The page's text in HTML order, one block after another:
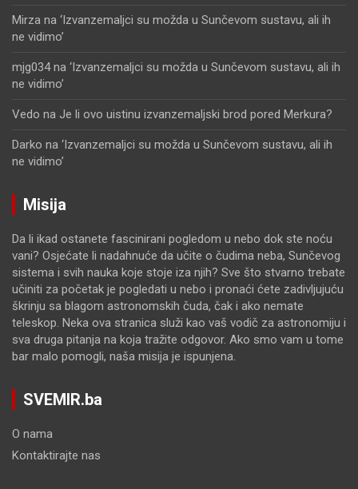
Mirza na ‘Izvanzemaljci su možda u Sunčevom sustavu, ali ih
ne vidimo’
mjg034na ‘Izvanzemaljci su možda u Sunčevom sustavu, ali ih
ne vidimo’
Vedo na Je li ovo uistinu izvanzemaljski brod pored Merkura?
Darko na ‘Izvanzemaljci su možda u Sunčevom sustavu, ali ih
ne vidimo’
Misija
Da li ikad ostanete fascinirani pogledom u nebo dok ste noću
vani? Osjećate li nadahnuće da učite o čudima neba, Sunčevog
sistema i svih nauka koje stoje iza njih? Sve što stvarno trebate
učiniti za početak je pogledati u nebo i pronaći ćete zadivljujuću
škrinju sa blagom astronomskih čuda, čak i ako nemate
teleskop. Neka ova stranica služi kao vaš vodič za astronomiju i
sva druga pitanja na koja tražite odgovor. Ako smo vam u tome
bar malo pomogli, naša misija je ispunjena.
SVEMIR.ba
O nama
Kontaktirajte nas